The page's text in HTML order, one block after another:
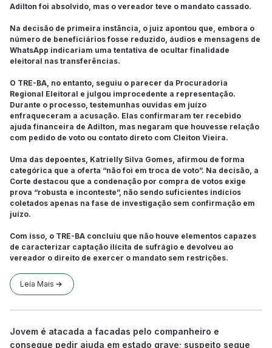
Adilton foi absolvido, mas o vereador teve o mandato cassado.
Na decisão de primeira instância, o juiz apontou que, embora o
número de beneficiários fosse reduzido, áudios e mensagens de
WhatsApp indicariam uma tentativa de ocultar finalidade
eleitoral nas transferências.
O TRE-BA, no entanto, seguiu o parecer da Procuradoria
Regional Eleitoral e julgou improcedente a representação.
Durante o processo, testemunhas ouvidas em juízo
enfraqueceram a acusação. Elas confirmaram ter recebido
ajuda financeira de Adilton, mas negaram que houvesse relação
com pedido de voto ou contato direto com Cleiton Vieira.
Uma das depoentes, Katrielly Silva Gomes, afirmou de forma
categórica que a oferta “não foi em troca de voto”. Na decisão, a
Corte destacou que a condenação por compra de votos exige
prova “robusta e inconteste”, não sendo suficientes indícios
coletados apenas na fase de investigação sem confirmação em
juízo.
Com isso, o TRE-BA concluiu que não houve elementos capazes
de caracterizar captação ilícita de sufrágio e devolveu ao
vereador o direito de exercer o mandato sem restrições.
Leia Mais
Jovem é atacada a facadas pelo companheiro e
consegue pedir ajuda em estado grave; suspeito segue